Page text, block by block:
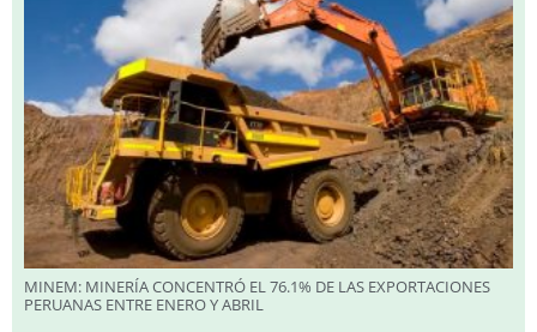
MINEM: MINERÍA CONCENTRÓ EL 76.1% DE LAS EXPORTACIONES
PERUANAS ENTRE ENERO Y ABRIL